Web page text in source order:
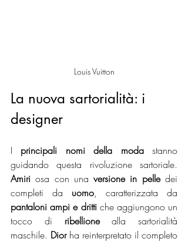
Louis Vuitton
La nuova sartorialità: i
designer
I principali nomi della moda stanno
Amiri osa con una versione in pelle dei
completi da uomo
pantaloni ampi e dritti che aggiungono un
tocco di ribellione alla sartorialità
maschile. Dior ha reinterpretato il completo